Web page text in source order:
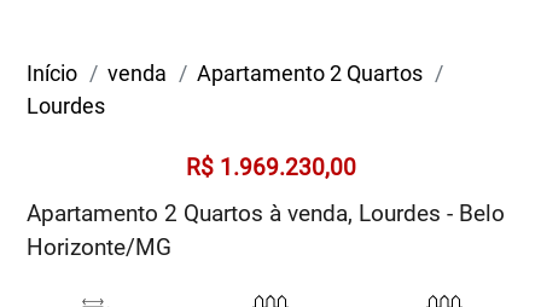
Início venda
Apartamento 2 Quartos
Lourdes
R$ 1.969.230,00
Apartamento 2 Quartos à venda, Lourdes - Belo
Horizonte/MG